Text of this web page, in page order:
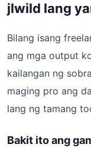
jlwild lang
Bilang isang
ang mga output
kailangan ng
maging pro ang
lang ng tamang
Bakit ito ang